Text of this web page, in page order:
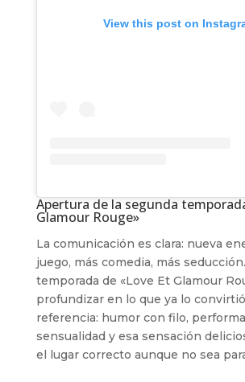
View this post on
Apertura de la segunda
Glamour Rouge»
La comunicación es clara: nueva
juego, más comedia, más
temporada de «Love Et Glamour
profundizar en lo que ya lo
referencia: humor con filo,
sensualidad y esa sensación
el lugar correcto aunque no sea